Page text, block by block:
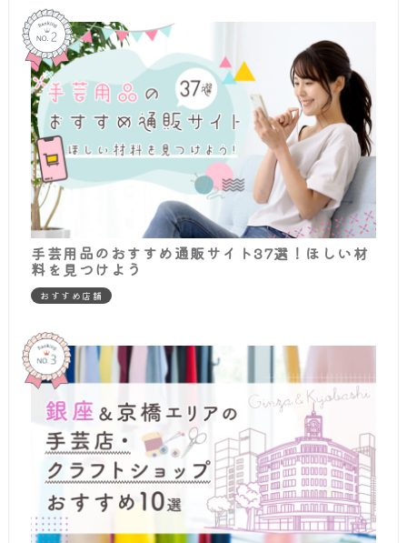
手芸用品のおすすめ通販サイト37選！ほしい材
料を見つけよう
おすすめ店舗